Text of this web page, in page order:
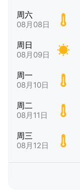
周六
08月08日
周日
08月09日
周一
08月10日
周二
08月11日
周三
08月12日